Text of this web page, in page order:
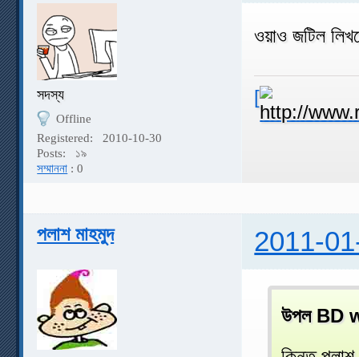
সদস্য
Offline
Registered:
2010-10-30
Posts:
১৯
সম্মাননা : 0
ওয়াও জটিল
[
পলাশ মাহমুদ 2011-
উপল BD